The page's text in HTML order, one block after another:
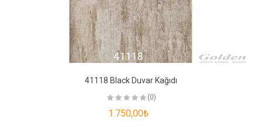
41118 Black Duvar Kağıdı
(0)
1.750,00₺